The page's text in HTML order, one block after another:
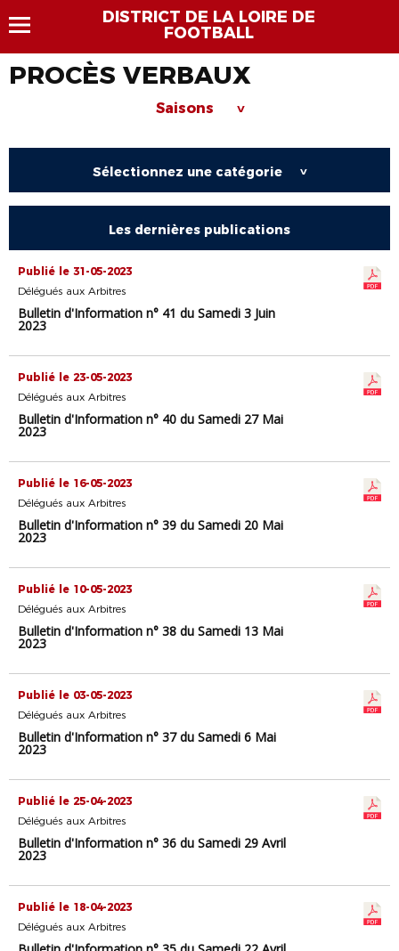
DISTRICT DE LA LOIRE DE
FOOTBALL
PROCÈS VERBAUX
Saisons >
Sélectionnez une catégorie >
Les dernières publications
Publié le 31-05-2023
Délégués aux Arbitres
Bulletin d'Information n° 41 du Samedi 3 Juin
2023
Publié le 23-05-2023
Délégués aux Arbitres
Bulletin d'Information n° 40 du Samedi 27 Mai
2023
Publié le 16-05-2023
Délégués aux Arbitres
Bulletin d'Information n° 39 du Samedi 20 Mai
2023
Publié le 10-05-2023
Délégués aux Arbitres
Bulletin d'Information n° 38 du Samedi 13 Mai
2023
Publié le 03-05-2023
Délégués aux Arbitres
Bulletin d'Information n° 37 du Samedi 6 Mai
2023
Publié le 25-04-2023
Délégués aux Arbitres
Bulletin d'Information n° 36 du Samedi 29 Avril
2023
Publié le 18-04-2023
Délégués aux Arbitres